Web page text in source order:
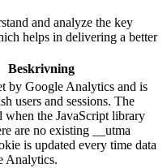
and analyze the key
helps in delivering a better
Beskrivning
by Google Analytics and is
users and sessions. The
when the JavaScript library
are no existing __utma
is updated every time data
Analytics.